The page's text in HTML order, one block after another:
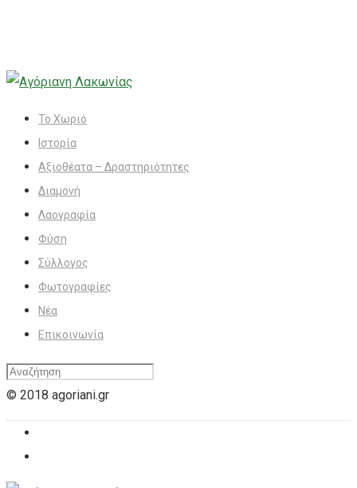
Το Χωριό
Ιστορία
Αξιοθέατα – Δραστηριότητες
Διαμονή
Λαογραφία
Φύση
Σύλλογος
Φωτογραφίες
Νέα
Επικοινωνία
© 2018 agoriani.gr